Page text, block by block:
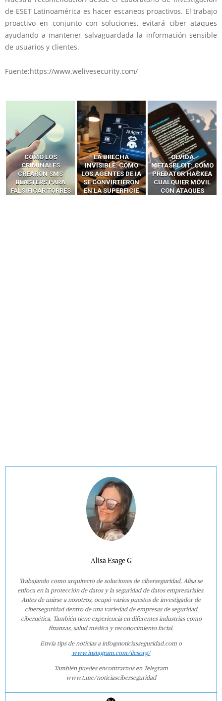
de ESET Latinoamérica es hacer escaneos proactivos. El trabajo
proactivo en conjunto con soluciones, evitará ciber ataques
ayudando a mantener salvaguardada la información sensible
de usuarios y clientes.
Fuente:https://www.welivesecurity.com/
LA BRECHA
INVISIBLE: CÓMO
LOS AGENTES DE IA
SE CONVIRTIERON
EN LA SUPERFICIE
OLVIDA
METASPLOIT: CÓMO
PREDATOR HACKEA
CUALQUIER MÓVIL
CON ATAQUES
CÓMO LOS HACKERS
INTERCEPTAN OTPS
Y LLAMADAS
MÓVILES SIN
‘HACKEAR’ — EL
Alisa Esage G
Trabajando como arquitecto de soluciones de ciberseguridad, Alisa se
enfoca en la protección de datos y la seguridad de datos empresariales.
Antes de unirse a nosotros, ocupó varios puestos de investigador de
ciberseguridad dentro de una variedad de empresas de seguridad
cibernética. También tiene experiencia en diferentes industrias como
finanzas, salud médica y reconocimiento facial.
Envía tips de noticias a info@noticiasseguridad.com o
www.instagram.com/iicsorg/
También puedes encontrarnos en Telegram
www.t.me/noticiasciberseguridad